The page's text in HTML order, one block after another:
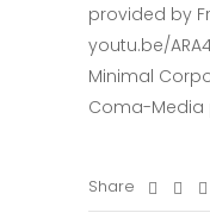
provided by
youtu.be/
Minimal
Coma-Media
Share